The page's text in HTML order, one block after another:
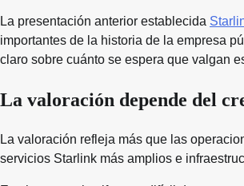
La presentación anterior establecida
importantes de la historia de la empresa
claro sobre cuánto se espera que valgan
La valoración depende del
La valoración refleja más que las
servicios Starlink más amplios e